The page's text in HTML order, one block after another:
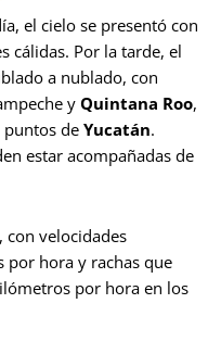
el cielo se presentó con
cálidas. Por la tarde, el
a nublado, con
y Quintana Roo,
de Yucatán.
estar acompañadas de
con velocidades
por hora y rachas que
por hora en los